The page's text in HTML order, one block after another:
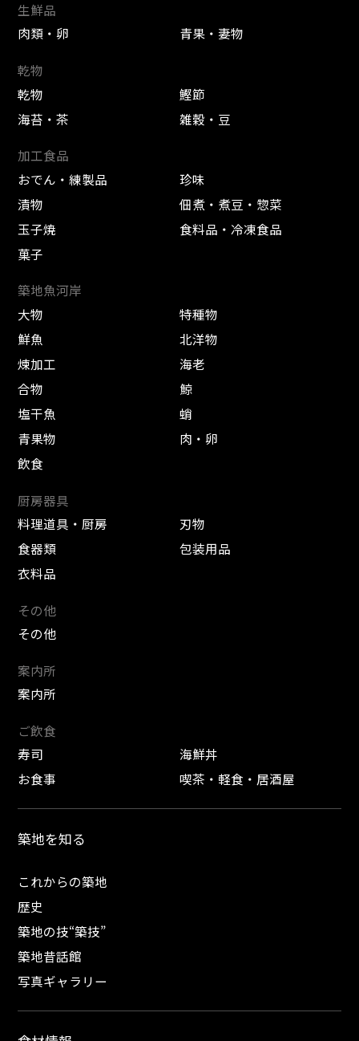
生鮮品
肉類・卵
青果・妻物
乾物
乾物
鰹節
海苔・茶
雑穀・豆
加工食品
おでん・練製品
珍味
漬物
佃煮・煮豆・惣菜
玉子焼
食料品・冷凍食品
菓子
築地魚河岸
大物
特種物
鮮魚
北洋物
煉加工
海老
合物
鯨
塩干魚
蛸
青果物
肉・卵
飲食
厨房器具
料理道具・厨房
刃物
食器類
包装用品
衣料品
その他
その他
案内所
案内所
ご飲食
寿司
海鮮丼
お食事
喫茶・軽食・居酒屋
築地を知る
これからの築地
歴史
築地の技“築技”
築地昔話館
写真ギャラリー